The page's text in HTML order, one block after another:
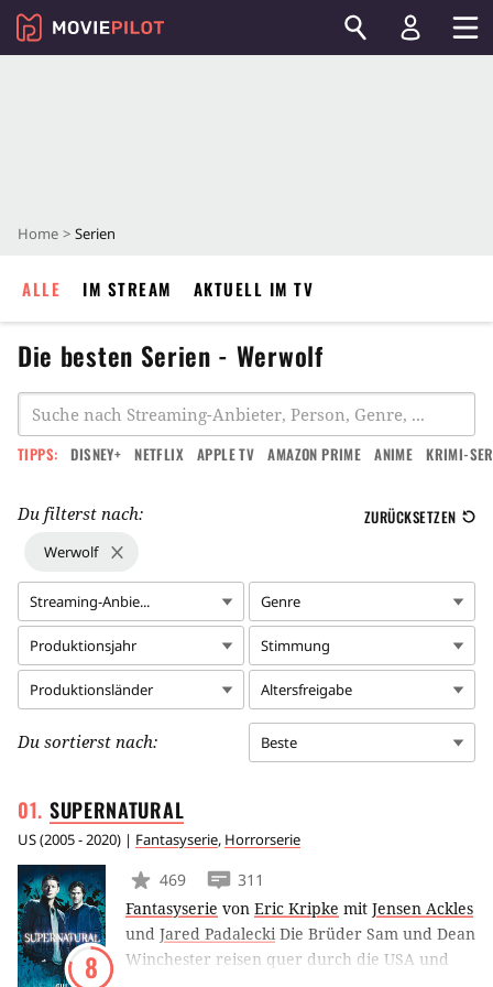
Home Serien
ALLE IM STREAM AKTUELL IM TV
Die besten Serien - Werwolf
TIPPS: DISNEY+ NETFLIX APPLE TV AMAZON PRIME ANIME KRIMI-
Du filterst nach: ZURÜCKSETZEN
Werwolf
Streaming-Anbie... Genre
Produktionsjahr Stimmung
Produktionsländer Altersfreigabe
Du sortierst nach: Beste
SUPERNATURAL
US(2005 - 2020) | Fantasyserie, Horrorserie
8
469
311
Fantasyserie von Eric Kripke mit Jensen Ackles
und Jared Padalecki Die Brüder Sam und Dean
Winchester reisen quer durch die USA und